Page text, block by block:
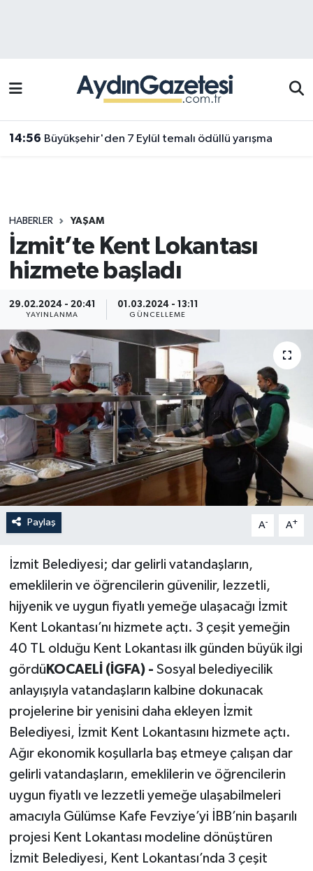
14:56 Büyükşehir'den 7 Eylül temalı ödüllü yarışma
HABERLER YAŞAM
İzmit’te Kent Lokantası
hizmete başladı
29.02.2024 - 20:41
YAYINLANMA
01.03.2024 - 13:11
GÜNCELLEME
Paylaş A- A+
İzmit Belediyesi; dar gelirli vatandaşların,
emeklilerin ve öğrencilerin güvenilir, lezzetli,
hijyenik ve uygun fiyatlı yemeğe ulaşacağı İzmit
Kent Lokantası’nı hizmete açtı. 3 çeşit yemeğin
40 TL olduğu Kent Lokantası ilk günden büyük ilgi
gördü KOCAELİ (İGFA) - Sosyal belediyecilik
anlayışıyla vatandaşların kalbine dokunacak
projelerine bir yenisini daha ekleyen İzmit
Belediyesi, İzmit Kent Lokantasını hizmete açtı.
Ağır ekonomik koşullarla baş etmeye çalışan dar
gelirli vatandaşların, emeklilerin ve öğrencilerin
uygun fiyatlı ve lezzetli yemeğe ulaşabilmeleri
amacıyla Gülümse Kafe Fevziye’yi İBB’nin başarılı
projesi Kent Lokantası modeline dönüştüren
İzmit Belediyesi, Kent Lokantası’nda 3 çeşit
Efeler Trafik Yoğunluk Haritası
Süper Lig Puan Durumu ve Fikstür